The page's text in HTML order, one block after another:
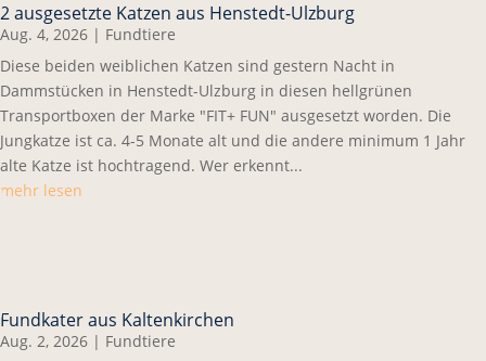
2 ausgesetzte Katzen aus Henstedt-Ulzburg
Aug. 4, 2026 | Fundtiere
Diese beiden weiblichen Katzen sind gestern Nacht in
Dammstücken in Henstedt-Ulzburg in diesen hellgrünen
Transportboxen der Marke "FIT+ FUN" ausgesetzt worden. Die
Jungkatze ist ca. 4-5 Monate alt und die andere minimum 1 Jahr
alte Katze ist hochtragend. Wer erkennt...
mehr lesen
Fundkater aus Kaltenkirchen
Aug. 2, 2026 | Fundtiere